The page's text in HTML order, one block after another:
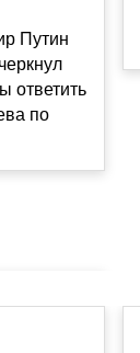
Путин
ответить
по